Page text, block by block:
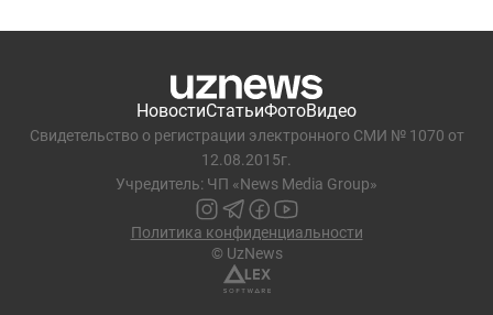
НовостиСтатьиФотоВидео
Свидетельство о регистрации электронного СМИ № 1070 от
12.08.2015г.
Учредитель: ЧП «News Media Group»
Политика конфиденциальности
© UzNews